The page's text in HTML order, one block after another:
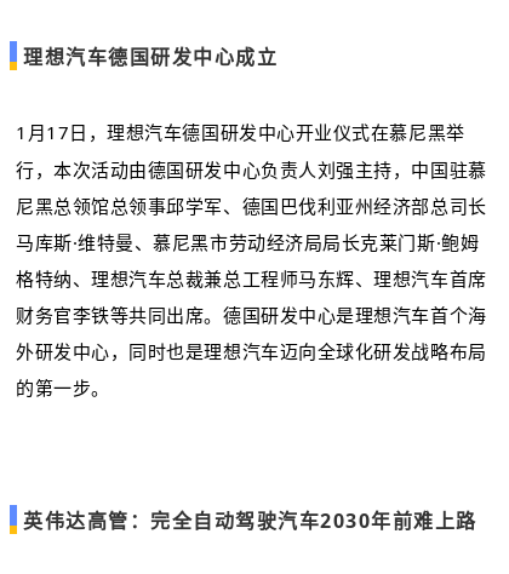
理想汽车德国研发中心成立
1月17日，理想汽车德国研发中心开业仪式在慕尼黑举
行，本次活动由德国研发中心负责人刘强主持，中国驻慕
尼黑总领馆总领事邱学军、德国巴伐利亚州经济部总司长
马库斯·维特曼、慕尼黑市劳动经济局局长克莱门斯·鲍姆
格特纳、理想汽车总裁兼总工程师马东辉、理想汽车首席
财务官李铁等共同出席。德国研发中心是理想汽车首个海
外研发中心，同时也是理想汽车迈向全球化研发战略布局
的第一步。
英伟达高管：完全自动驾驶汽车2030年前难上路